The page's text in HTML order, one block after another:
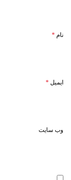
نام *
ایمیل *
وب‌ سایت